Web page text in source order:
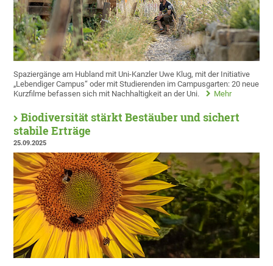
Spaziergänge am Hubland mit Uni-Kanzler Uwe Klug, mit der Initiative
„Lebendiger Campus“ oder mit Studierenden im Campusgarten: 20 neue
Kurzfilme befassen sich mit Nachhaltigkeit an der Uni.
Mehr
Biodiversität stärkt Bestäuber und sichert
stabile Erträge
25.09.2025